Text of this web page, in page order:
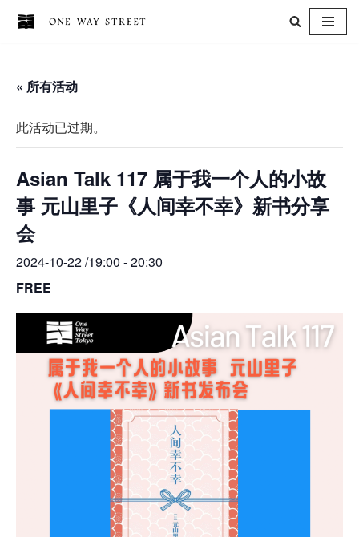
正
« 所有活动
此活动已过期。
Asian Talk 117 属于我一个人的小故
事 元山里子《人间幸不幸》新书分享
会
2024-10-22 /19:00 -20:30
FREE